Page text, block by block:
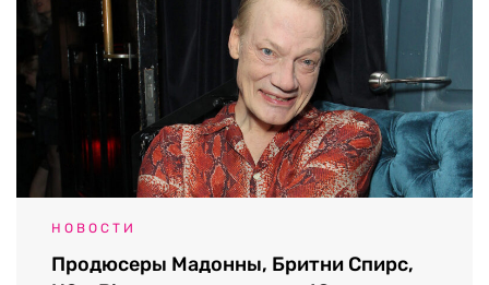
НОВОСТИ
Продюсеры Мадонны, Бритни Спирс,